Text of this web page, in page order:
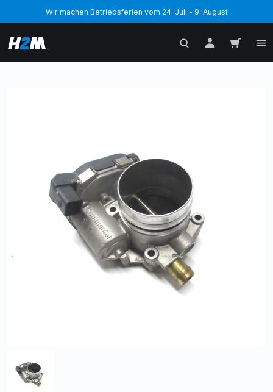
Wir machen Betriebsferien vom 24. Juli - 9. August